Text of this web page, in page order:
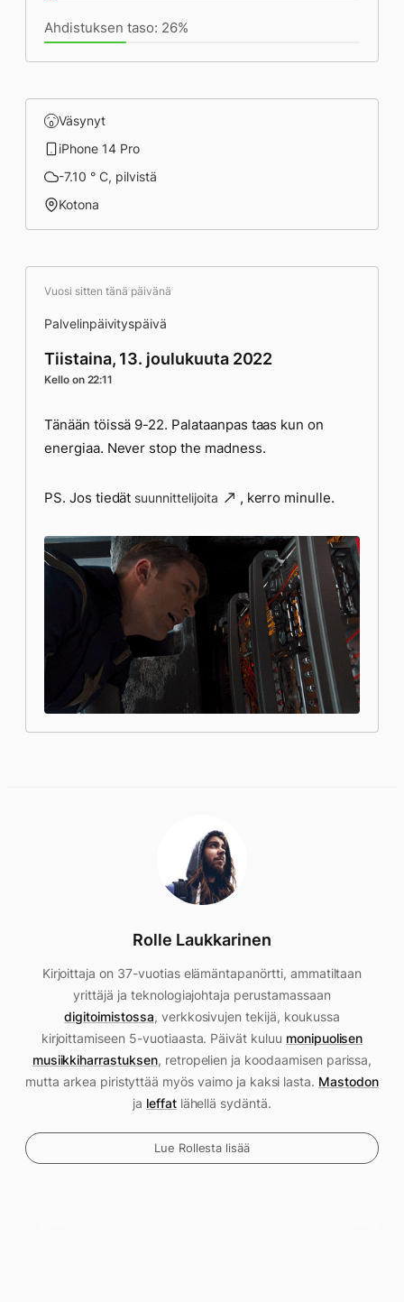
Ahdistuksen taso: 26%
Väsynyt
iPhone 14 Pro
-7.10 ° C, pilvistä
Kotona
Vuosi sitten tänä päivänä
Palvelinpäivityspäivä
Tiistaina, 13. joulukuuta 2022
Kello on 22:11
Tänään töissä 9-22. Palataanpas taas kun on
energiaa. Never stop the madness.
PS. Jos tiedät suunnittelijoita , kerro minulle.
Rolle Laukkarinen
Kirjoittaja on 37-vuotias elämäntapanörtti, ammatiltaan
yrittäjä ja teknologiajohtaja perustamassaan
digitoimistossa, verkkosivujen tekijä, koukussa
kirjoittamiseen 5-vuotiaasta. Päivät kuluu monipuolisen
musiikkiharrastuksen, retropelien ja koodaamisen parissa,
mutta arkea piristyttää myös vaimo ja kaksi lasta. Mastodon
ja leffatlähellä sydäntä.
Lue Rollesta lisää